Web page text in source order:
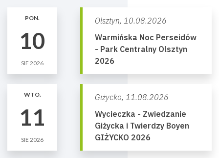
PON.
10
SIE 2026
Olsztyn, 10.08.2026
Warmińska Noc Perseidów
- Park Centralny Olsztyn
2026
WTO.
11
SIE 2026
Giżycko, 11.08.2026
Wycieczka - Zwiedzanie
Giżycka i Twierdzy Boyen
GIŻYCKO 2026